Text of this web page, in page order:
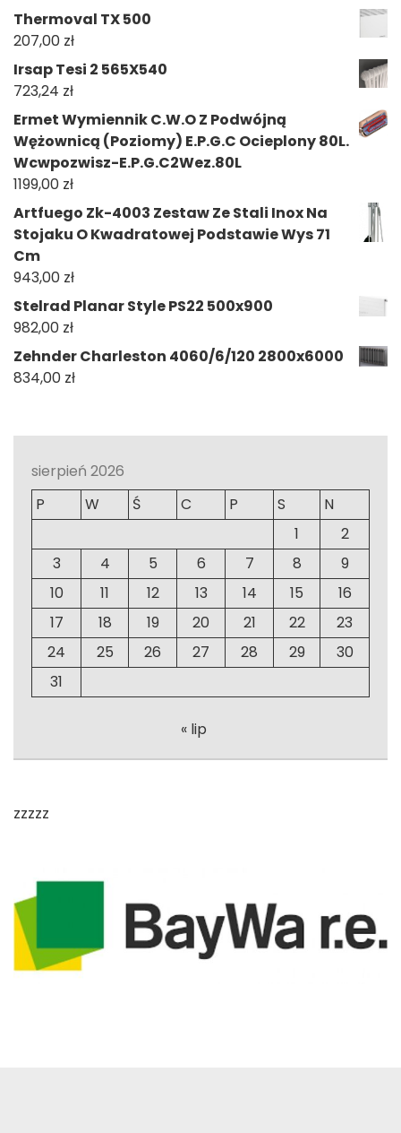
Thermoval TX 500
207,00 zł
Irsap Tesi 2 565X540
723,24 zł
Ermet Wymiennik C.W.O Z Podwójną
Wężownicą (Poziomy) E.P.G.C Ocieplony 80L.
Wcwpozwisz-E.P.G.C2Wez.80L
1199,00 zł
Artfuego Zk-4003 Zestaw Ze Stali Inox Na
Stojaku O Kwadratowej Podstawie Wys 71
Cm
943,00 zł
Stelrad Planar Style PS22 500x900
982,00 zł
Zehnder Charleston 4060/6/120 2800x6000
834,00 zł
sierpień 2026
P
W Ś C P S
N
1
2
3
4 5 6 7 8
9
10
11 12 13 14 15
16
17
18 19 20 21 22
23
24
25 26 27 28 29
30
31
« lip
zzzzz